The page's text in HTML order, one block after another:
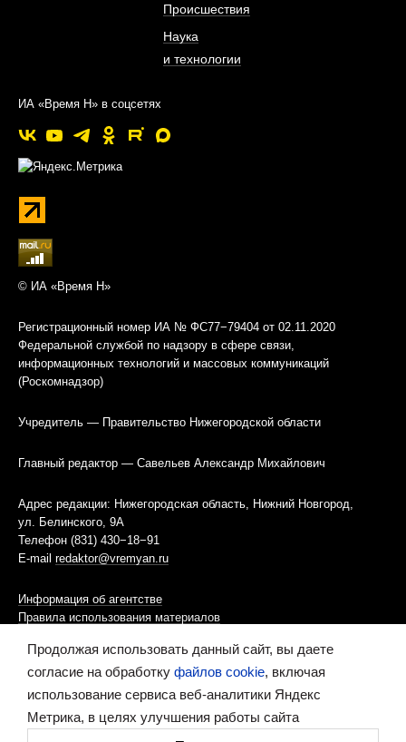
Происшествия
Наука
и технологии
ИА «Время Н» в соцсетях
© ИА «Время Н»
Регистрационный номер ИА № ФС77−79404 от 02.11.2020
Федеральной службой по надзору в сфере связи,
информационных технологий и массовых коммуникаций
(Роскомнадзор)
Учредитель — Правительство Нижегородской области
Главный редактор — Савельев Александр Михайлович
Адрес редакции: Нижегородская область, Нижний Новгород,
ул. Белинского, 9А
Телефон (831) 430−18−91
E-mail redaktor@vremyan.ru
Информация об агентстве
Правила использования материалов
Информационная политика использования «cookies»-файлов
Ресурс содержит материалы 16+
Продолжая использовать данный сайт, вы даете
согласие на обработку файлов cookie, включая
использование сервиса веб-аналитики Яндекс
Метрика, в целях улучшения работы сайта